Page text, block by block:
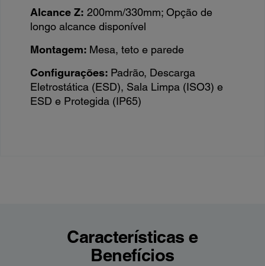
Alcance Z:200mm/330mm; Opção de
longo alcance disponível
Montagem: Mesa, teto e parede
Configurações: Padrão, Descarga
Eletrostática (ESD), Sala Limpa (ISO3) e
ESD e Protegida (IP65)
Características e
Benefícios